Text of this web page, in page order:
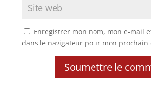
Enregistrer mon nom, mon e-mail
dans le navigateur pour mon prochain
Soumettre le